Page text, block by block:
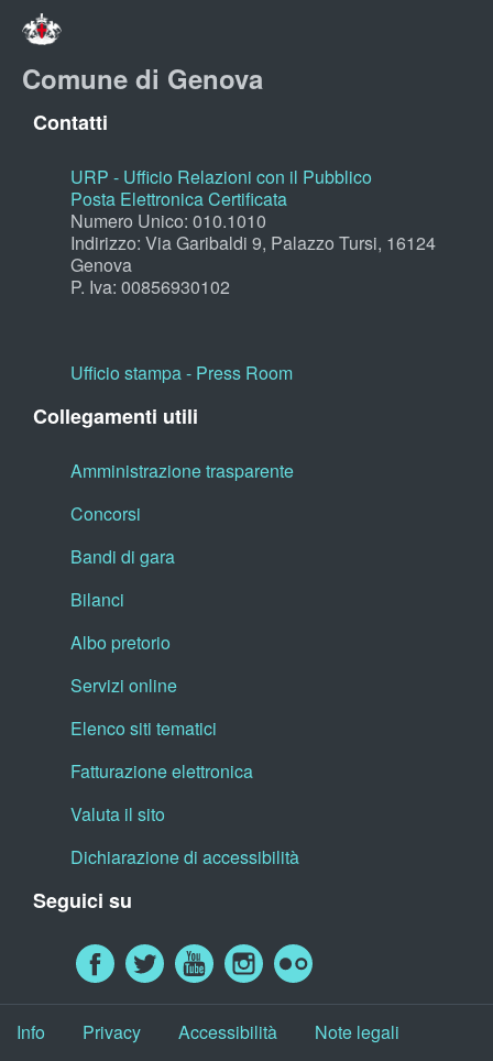
Comune di Genova
Contatti
URP - Ufficio Relazioni con il Pubblico
Posta Elettronica Certificata
Numero Unico: 010.1010
Indirizzo: Via Garibaldi 9, Palazzo Tursi, 16124
Genova
P. Iva: 00856930102
Ufficio stampa - Press Room
Collegamenti utili
Amministrazione trasparente
Concorsi
Bandi di gara
Bilanci
Albo pretorio
Servizi online
Elenco siti tematici
Fatturazione elettronica
Valuta il sito
Dichiarazione di accessibilità
Seguici su
Info Privacy Accessibilità Note legali